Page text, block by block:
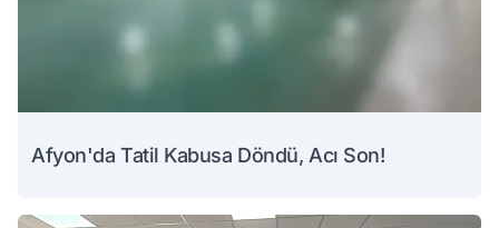
Afyon'da Tatil Kabusa Döndü, Acı Son!